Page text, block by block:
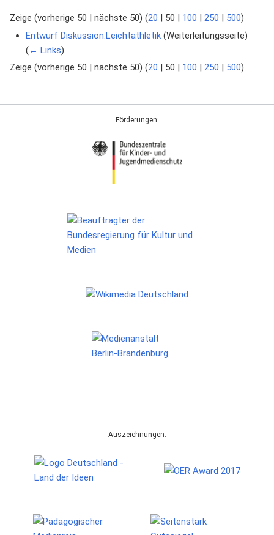
Zeige (vorherige 50 nächste 50) (20 50 100 250 500)
Entwurf Diskussion:Leichtathletik(Weiterleitungsseite) ‎
(← Links)
Zeige (vorherige 50 | nächste 50) (20 | 50 | 100 | 250 | 500)
Förderungen:
Auszeichnungen: